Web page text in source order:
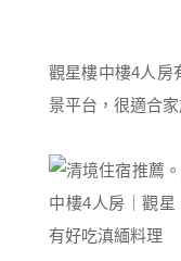
觀星樓中樓4人房
景平台，很適合